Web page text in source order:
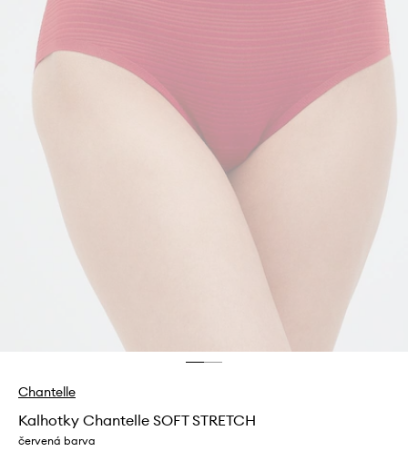
Chantelle
Kalhotky Chantelle SOFT STRETCH
červená barva